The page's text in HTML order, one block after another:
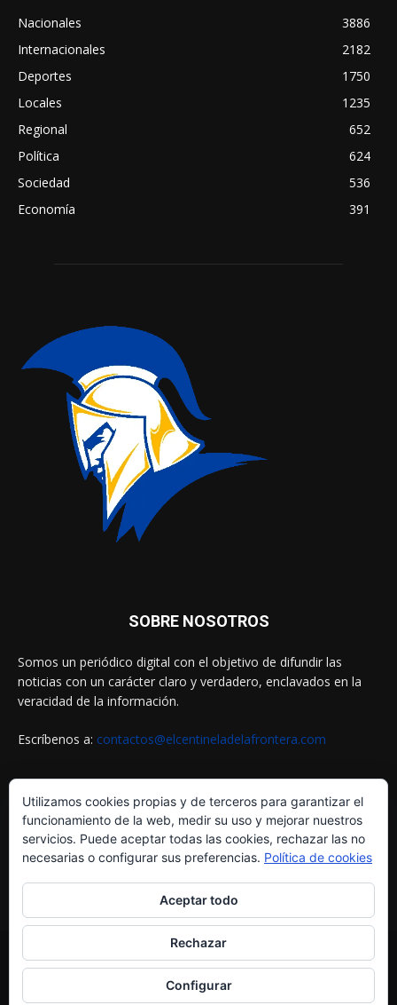
Nacionales
3886
Internacionales
2182
Deportes
1750
Locales
1235
Regional
652
Política
624
Sociedad
536
Economía
391
SOBRE NOSOTROS
Somos un periódico digital con el objetivo de difundir las
noticias con un carácter claro y verdadero, enclavados en la
veracidad de la información.
Escríbenos a: contactos@elcentineladelafrontera.com
SIGUENOS EN
© ELCENTINELADELAFRONTERA.COM byMultiServicios Helena
Aviso Legal
Política de Cookies
Utilizamos cookies propias y de terceros para garantizar el
funcionamiento de la web, medir su uso y mejorar nuestros
servicios. Puede aceptar todas las cookies, rechazar las no
necesarias o configurar sus preferencias. Política de cookies
Aceptar todo
Rechazar
Configurar